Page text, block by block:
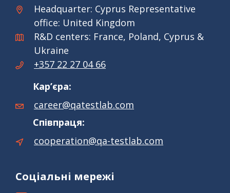
Headquarter: Cyprus Representative
office: United Kingdom
R&D centers: France, Poland, Cyprus &
Ukraine
+357 22 27 04 66
Кар’єра:
career@qatestlab.com
Співпраця:
cooperation@qa-testlab.com
Соціальні мережі